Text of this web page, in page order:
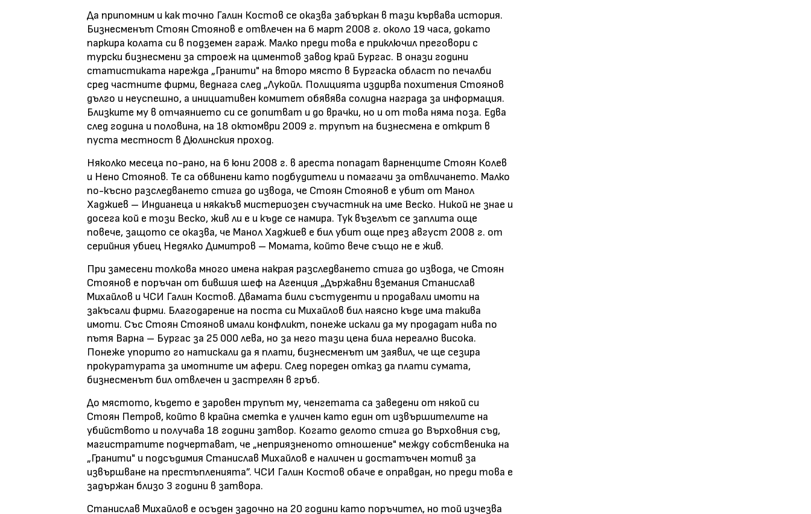
Да припомним и как точно Галин Костов се оказва забъркан в тази кървава история.
Бизнесменът Стоян Стоянов е отвлечен на 6 март 2008 г. около 19 часа, докато
паркира колата си в подземен гараж. Малко преди това е приключил преговори с
турски бизнесмени за строеж на циментов завод край Бургас. В онази години
статистиката нарежда „Гранити" на второ място в Бургаска област по печалби
сред частните фирми, веднага след „Лукойл. Полицията издирва похитения Стоянов
дълго и неуспешно, а инициативен комитет обявява солидна награда за информация.
Близките му в отчаянието си се допитват и до врачки, но и от това няма поза. Едва
след година и половина, на 18 октомври 2009 г. трупът на бизнесмена е открит в
пуста местност в Дюлинския проход.
Няколко месеца по-рано, на 6 юни 2008 г. в ареста попадат варненците Стоян Колев
и Нено Стоянов. Те са обвинени като подбудители и помагачи за отвличането. Малко
по-късно разследването стига до извода, че Стоян Стоянов е убит от Манол
Хаджиев – Индианеца и някакъв мистериозен съучастник на име Веско. Никой не знае и
досега кой е този Веско, жив ли е и къде се намира. Тук възелът се заплита още
повече, защото се оказва, че Манол Хаджиев е бил убит още през август 2008 г. от
серийния убиец Недялко Димитров – Момата, който вече също не е жив.
При замесени толкова много имена накрая разследването стига до извода, че Стоян
Стоянов е поръчан от бившия шеф на Агенция „Държавни вземания Станислав
Михайлов и ЧСИ Галин Костов. Двамата били състуденти и продавали имоти на
закъсали фирми. Благодарение на поста си Михайлов бил наясно къде има такива
имоти. Със Стоян Стоянов имали конфликт, понеже искали да му продадат нива по
пътя Варна – Бургас за 25 000 лева, но за него тази цена била нереално висока.
Понеже упорито го натискали да я плати, бизнесменът им заявил, че ще сезира
прокуратурата за имотните им афери. След пореден отказ да плати сумата,
бизнесменът бил отвлечен и застрелян в гръб.
До мястото, където е заровен трупът му, ченгетата са заведени от някой си
Стоян Петров, който в крайна сметка е уличен като един от извършителите на
убийството и получава 18 години затвор. Когато делото стига до Върховния съд,
магистратите подчертават, че „неприязненото отношение" между собственика на
„Гранити" и подсъдимия Станислав Михайлов е наличен и достатъчен мотив за
извършване на престъпленията”. ЧСИ Галин Костов обаче е оправдан, но преди това е
задържан близо 3 години в затвора.
Станислав Михайлов е осъден задочно на 20 години като поръчител, но той изчезва